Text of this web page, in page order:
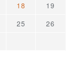
18
19
25
26